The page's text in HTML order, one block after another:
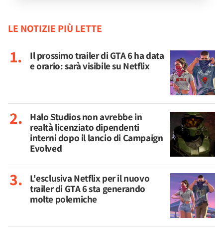
LE NOTIZIE PIÙ LETTE
Il prossimo trailer di GTA 6 ha data
e orario: sarà visibile su Netflix
Halo Studios non avrebbe in
realtà licenziato dipendenti
interni dopo il lancio di Campaign
Evolved
L'esclusiva Netflix per il nuovo
trailer di GTA 6 sta generando
molte polemiche